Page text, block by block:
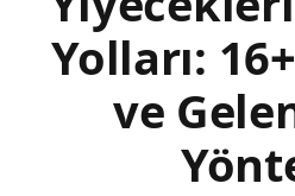
Yolları:
ve